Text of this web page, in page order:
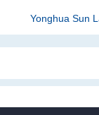
Yonghua Sun